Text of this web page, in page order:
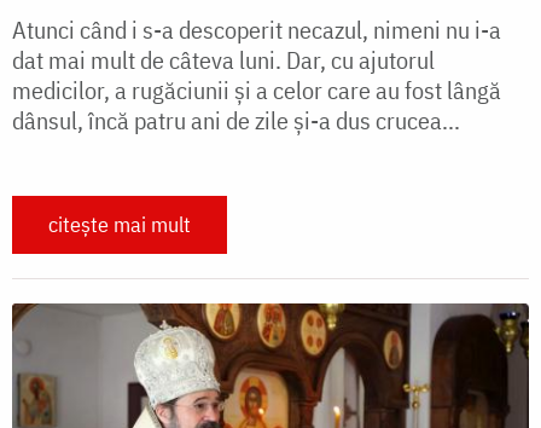
Atunci când i s-a descoperit necazul, nimeni nu i-a
dat mai mult de câteva luni. Dar, cu ajutorul
medicilor, a rugăciunii și a celor care au fost lângă
dânsul, încă patru ani de zile și-a dus crucea...
citește mai mult